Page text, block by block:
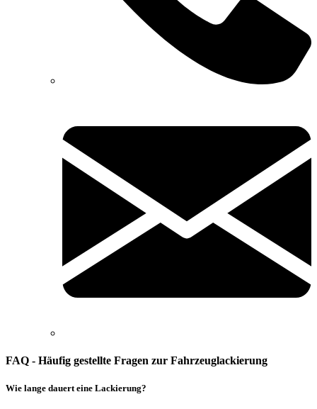
FAQ - Häufig gestellte Fragen zur Fahrzeuglackierung
Wie lange dauert eine Lackierung?